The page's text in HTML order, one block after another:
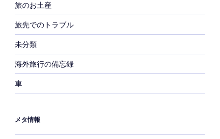
旅のお土産
旅先でのトラブル
未分類
海外旅行の備忘録
車
メタ情報